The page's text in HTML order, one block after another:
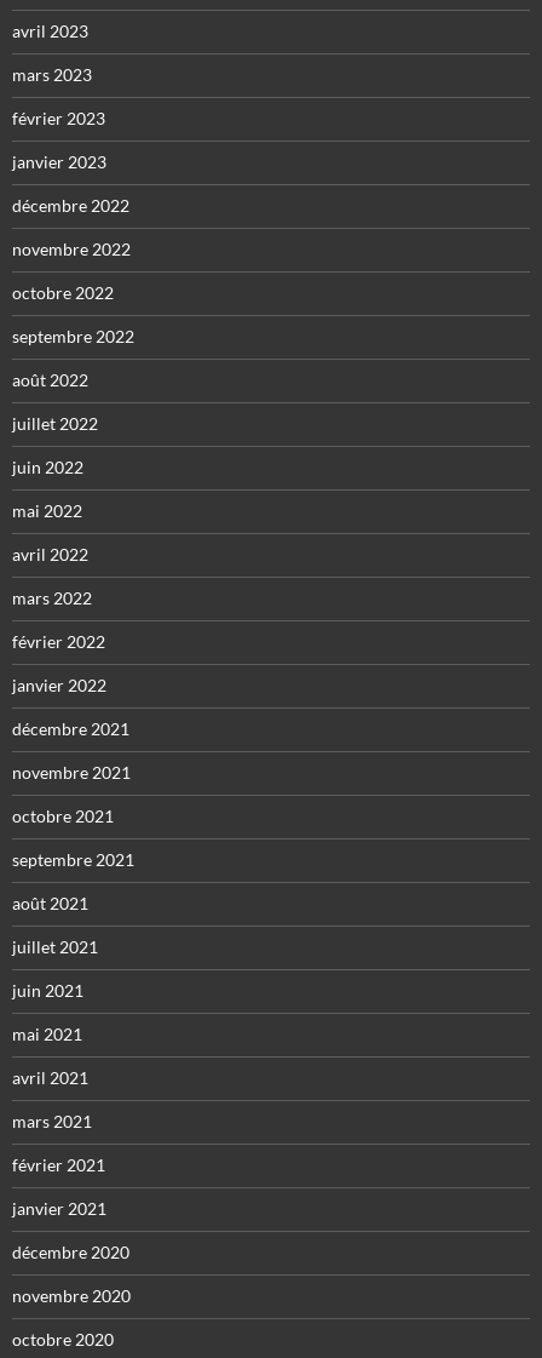
avril 2023
mars 2023
février 2023
janvier 2023
décembre 2022
novembre 2022
octobre 2022
septembre 2022
août 2022
juillet 2022
juin 2022
mai 2022
avril 2022
mars 2022
février 2022
janvier 2022
décembre 2021
novembre 2021
octobre 2021
septembre 2021
août 2021
juillet 2021
juin 2021
mai 2021
avril 2021
mars 2021
février 2021
janvier 2021
décembre 2020
novembre 2020
octobre 2020